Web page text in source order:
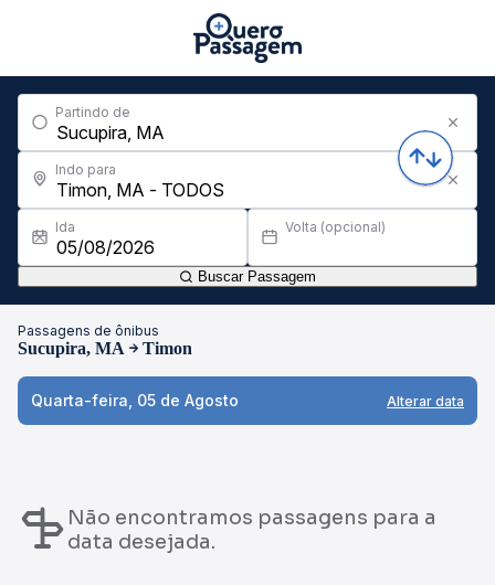
Partindo de
Indo para
Ida Volta (opcional)
Buscar Passagem
Passagens de ônibus
Sucupira, MA Timon
Quarta-feira, 05 de Agosto Alterar data
Não encontramos passagens para a
data desejada.